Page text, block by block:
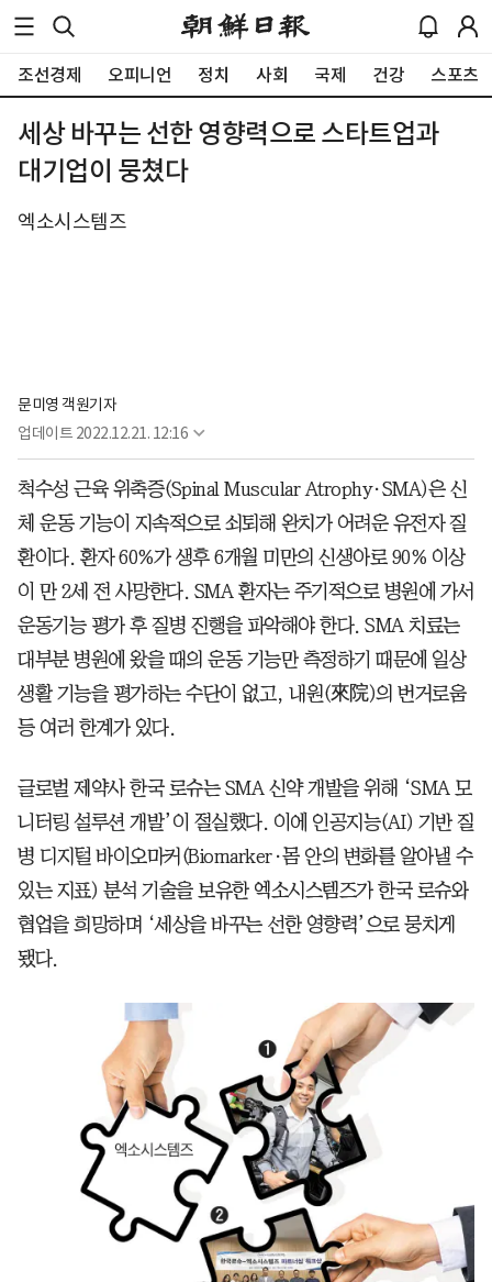
조선경제 오피니언 정치 사회 국제 건강 스포츠
세상 바꾸는 선한 영향력으로 스타트업과
대기업이 뭉쳤다
엑소시스템즈
문미영 객원기자
업데이트 2022.12.21. 12:16
척수성 근육 위축증(Spinal Muscular Atrophy·SMA)은 신
체 운동 기능이 지속적으로 쇠퇴해 완치가 어려운 유전자 질
환이다. 환자 60%가 생후 6개월 미만의 신생아로 90% 이상
이 만 2세 전 사망한다. SMA 환자는 주기적으로 병원에 가서
운동기능 평가 후 질병 진행을 파악해야 한다. SMA 치료는
대부분 병원에 왔을 때의 운동 기능만 측정하기 때문에 일상
생활 기능을 평가하는 수단이 없고, 내원(來院)의 번거로움
등 여러 한계가 있다.
글로벌 제약사 한국 로슈는 SMA 신약 개발을 위해 ‘SMA 모
니터링 설루션 개발’이 절실했다. 이에 인공지능(AI) 기반 질
병 디지털 바이오마커(Biomarker·몸 안의 변화를 알아낼 수
있는 지표) 분석 기술을 보유한 엑소시스템즈가 한국 로슈와
협업을 희망하며 ‘세상을 바꾸는 선한 영향력’으로 뭉치게
됐다.